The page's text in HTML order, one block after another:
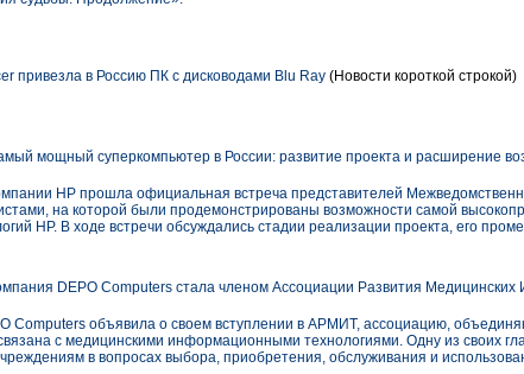
привезла в Россию ПК с дисководами Blu Ray (Новости короткой строкой)
мощный суперкомпьютер в России: развитие проекта и расширение
НР прошла официальная встреча представителей
на которой были продемонстрированы возможности самой
НР. В ходе встречи обсуждались стадии реализации проекта, его
DEPO Computers стала членом Ассоциации Развития
Computers объявила о своем вступлении в АРМИТ, ассоциацию,
с медицинскими информационными технологиями. Одну из своих
в вопросах выбора, приобретения, обслуживания и